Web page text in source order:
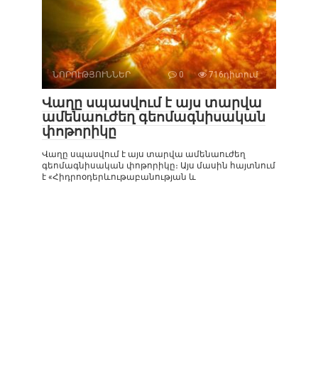
ՆՈՐՈՒԹՅՈՒՆՆԵՐ 0 716դիտում
Վաղը սպասվում է այս տարվա
ամենաուժեղ գեոմագնիսական
փոթորիկը
Վաղը սպասվում է այս տարվա ամենաուժեղ
գեոմագնիսական փոթորիկը։ Այս մասին հայտնում
է «Հիդրոօդերևութաբանության և